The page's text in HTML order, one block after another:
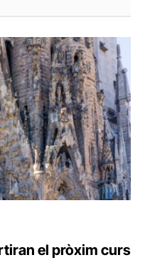
el pròxim curs